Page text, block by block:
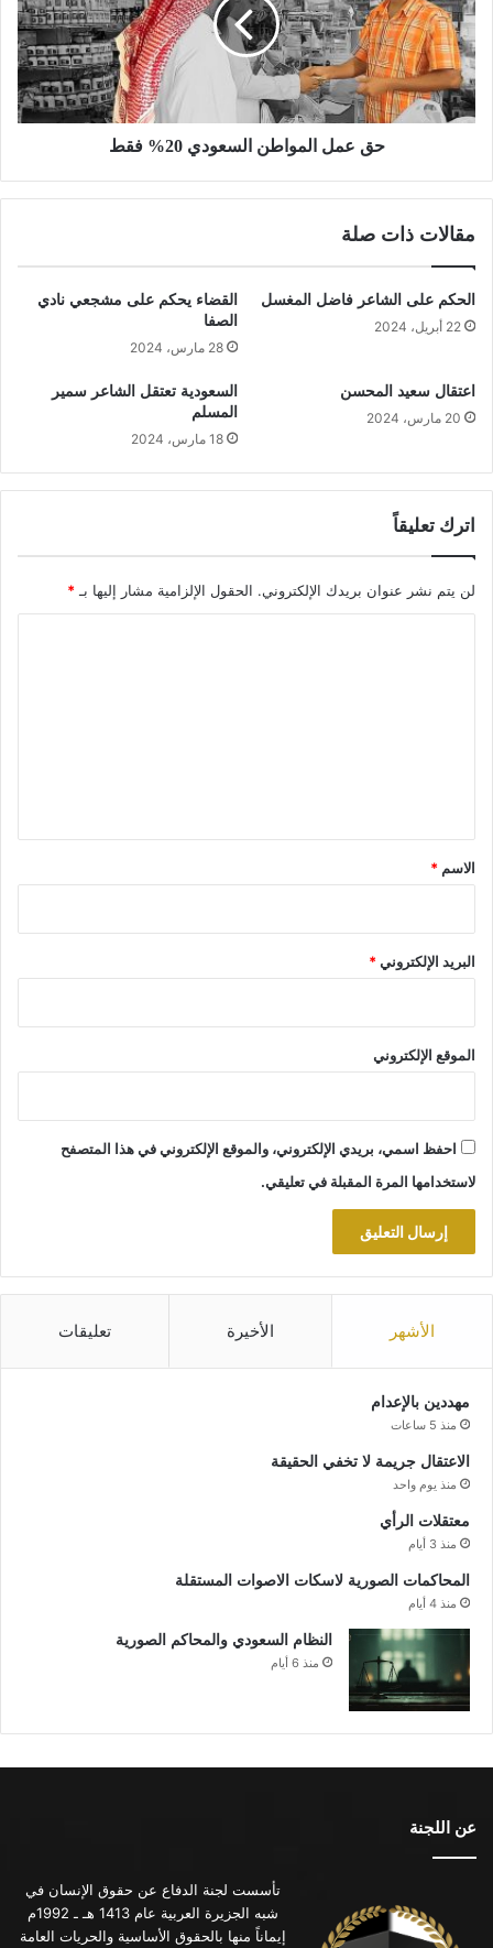
حق عمل المواطن السعودي 20% فقط
مقالات ذات صلة
الحكم على الشاعر فاضل المغسل
22 أبريل، 2024
القضاء يحكم على مشجعي نادي
الصفا
28 مارس، 2024
اعتقال سعيد المحسن
20 مارس، 2024
السعودية تعتقل الشاعر سمير
المسلم
18 مارس، 2024
اترك تعليقاً
لن يتم نشر عنوان بريدك الإلكتروني. الحقول الإلزامية مشار إليها بـ *
*
الاسم *
البريد الإلكتروني*
الموقع الإلكتروني
احفظ اسمي، بريدي الإلكتروني، والموقع الإلكتروني في هذا المتصفح
لاستخدامها المرة المقبلة في تعليقي.
الأشهر الأخيرة تعليقات
مهددين بالإعدام
منذ 5 ساعات
الاعتقال جريمة لا تخفي الحقيقة
منذ يوم واحد
معتقلات الرأي
منذ 3 أيام
المحاكمات الصورية لاسكات الاصوات المستقلة
منذ 4 أيام
النظام السعودي والمحاكم الصورية
منذ 6 أيام
عن اللجنة
تأسست لجنة الدفاع عن حقوق الإنسان في
شبه الجزيرة العربية عام 1413 هـ ـ 1992م
إيماناً منها بالحقوق الأساسية والحريات العامة